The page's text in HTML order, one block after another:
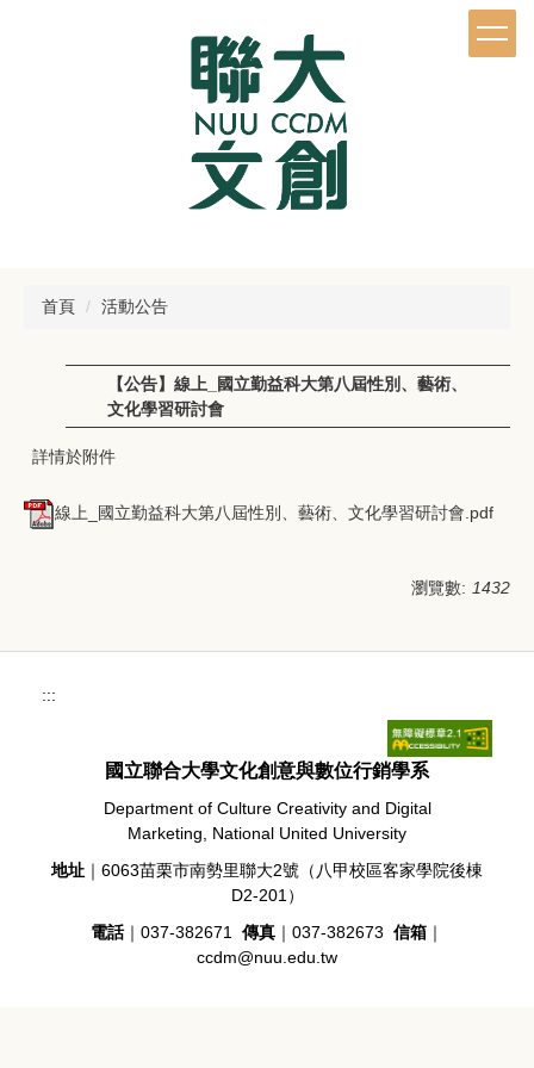
首頁 活動公告
【公告】線上_國立勤益科大第八屆性別、藝術、
文化學習研討會
詳情於附件
線上_國立勤益科大第八屆性別、藝術、文化學習研討會.pdf
瀏覽數: 1432
:::
國立聯合大學文化創意與數位行銷學系
Department of Culture Creativity and Digital
Marketing, National United University
地址 ｜6063苗栗市南勢里聯大2號（八甲校區客家學院後棟
D2-201）
電話｜037-382671 傳真 ｜037-382673 信箱 ｜
ccdm@nuu.edu.tw